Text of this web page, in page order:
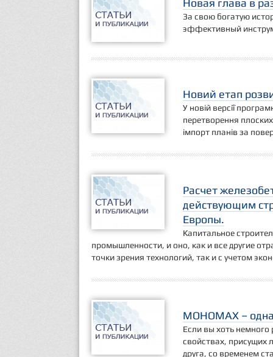
Новая глава в
За свою богатую
эффективный
Новий етап
У новій версії
перетворення
імпорт планів за
Расчет
действующим
Европы.
Капитальное
промышленности, и оно, как и все другие
точки зрения технологий, так и с учетом
МОНОМАХ – одна
Если вы хоть немного
свойствах, присущих
друга, со временем